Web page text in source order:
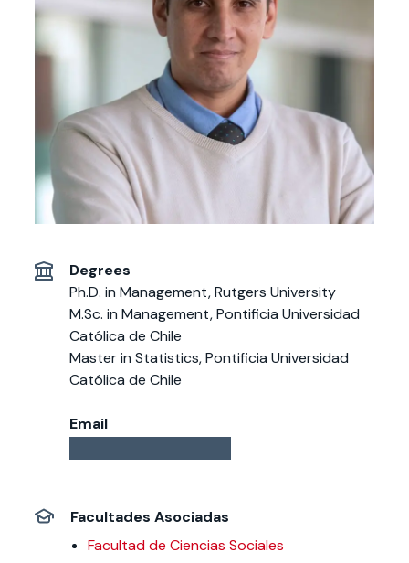
cursos
Te puede
interesar:
International
students
Facultades
2025
vinculación con la
Extensión Cultural
Te puede interesar:Filantropía y Donaciones
intercambio
Servicios y apoyos
Te puede
interesar:
Explora el campus
Uandes
Noticias
estudiantiles
Degrees
Ph.D. in Management, Rutgers University
M.Sc. in Management, Pontificia Universidad
Católica de Chile
Master in Statistics, Pontificia Universidad
Católica de Chile
Email
Facultades Asociadas
Facultad de Ciencias Sociales